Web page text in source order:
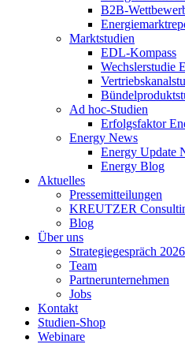
B2B-
Marktstudien
EDL-Kompass
Wechslerstudie
Ad hoc-Studien
Erfolgsfaktor
Energy News
Energy Update
Energy Blog
Aktuelles
Pressemitteilungen
KREUTZER
Blog
Über uns
Strategiegespräch 2026
Team
Partnerunternehmen
Jobs
Kontakt
Studien-Shop
Webinare